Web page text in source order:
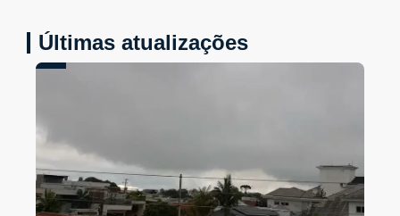
Últimas atualizações